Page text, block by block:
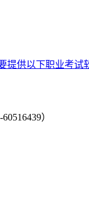
提供以下职业考
）